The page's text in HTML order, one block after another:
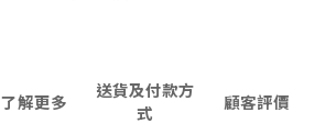
了解更多
送貨及付款方
式
顧客評價